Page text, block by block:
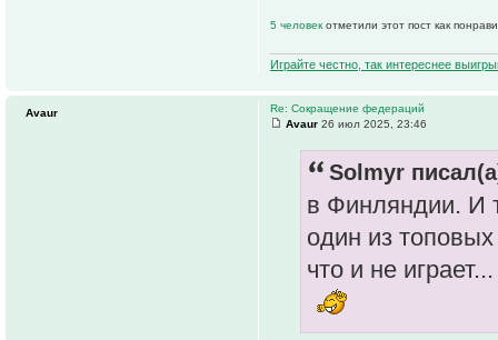
5 человек отметили этот пост как
Играйте честно, так интереснее
Re: Сокращение федераций
Avaur 26 июл 2025, 23:46
Solmyr
в Финляндии. И
один из
что и не играет...
Avaur